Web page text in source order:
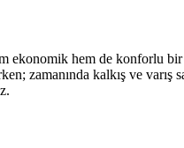
ekonomik hem de konforlu bir
zamanında kalkış ve varış